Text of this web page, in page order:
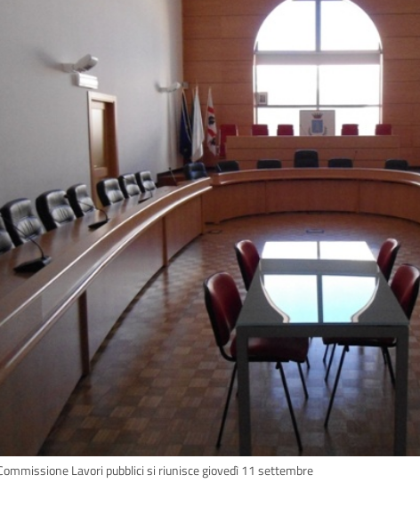
Lavori pubblici si riunisce giovedì 11 settembre